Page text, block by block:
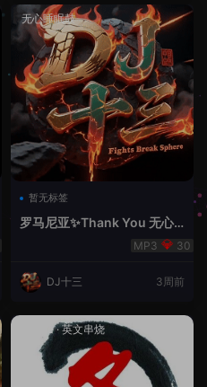
无心睡眠鼓
暂无标签
罗马尼亚✨Thank You 无心
30
DJ十三 3周前
House·英文串烧